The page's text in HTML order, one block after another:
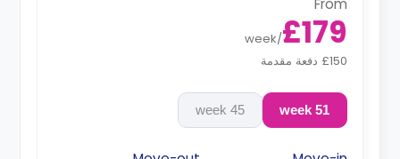
From
£179
/
week
£150 دفعة مقدمة
51 week
45 week